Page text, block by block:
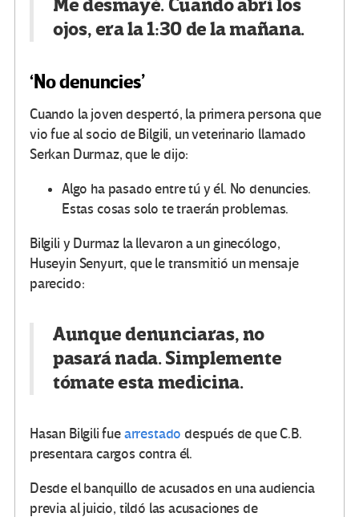
Me desmayé. Cuando abrí los
ojos, era la 1:30 de la mañana.
‘No denuncies’
Cuando la joven despertó, la primera persona que
vio fue al socio de Bilgili, un veterinario llamado
Serkan Durmaz, que le dijo:
Algo ha pasado entre tú y él. No denuncies.
Estas cosas solo te traerán problemas.
Bilgili y Durmaz la llevaron a un ginecólogo,
Huseyin Senyurt, que le transmitió un mensaje
parecido:
Aunque denunciaras, no
pasará nada. Simplemente
tómate esta medicina.
Hasan Bilgili fuearrestado después de que C.B.
presentara cargos contra él.
Desde el banquillo de acusados en una audiencia
previa al juicio, tildó las acusaciones de